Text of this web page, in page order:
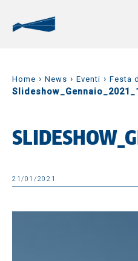
Home › News › Eventi › Festa
21/01/2021